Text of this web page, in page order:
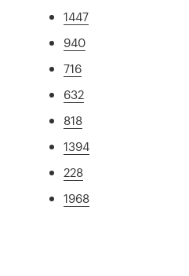
1447
940
716
632
818
1394
228
1968